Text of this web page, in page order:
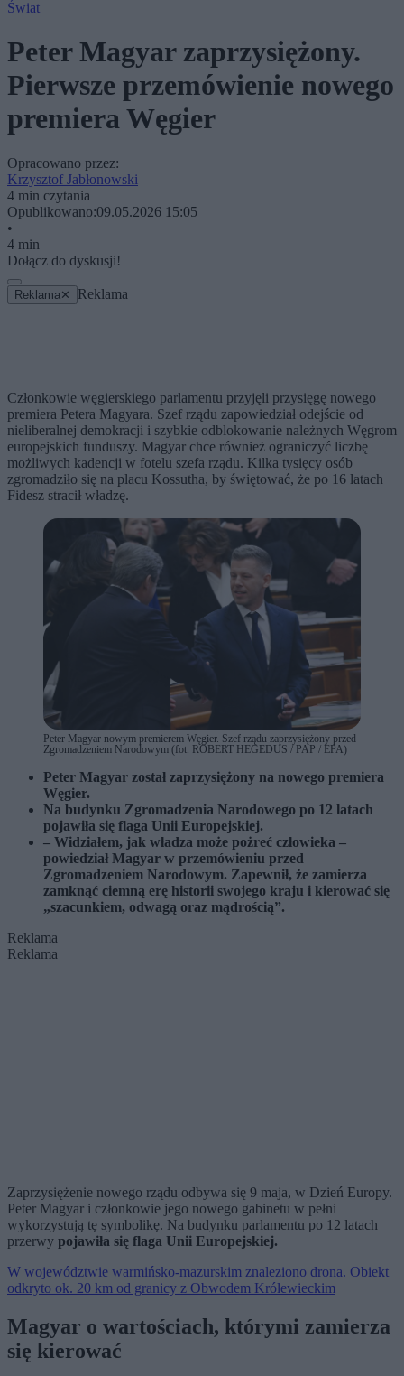
Świat
Peter Magyar zaprzysiężony.
Pierwsze przemówienie nowego
premiera Węgier
Opracowano przez:
Krzysztof Jabłonowski
4 min czytania
Opublikowano:09.05.2026 15:05
•
4 min
Dołącz do dyskusji!
Reklama ✕ Reklama
Członkowie węgierskiego parlamentu przyjęli przysięgę nowego
premiera Petera Magyara. Szef rządu zapowiedział odejście od
nieliberalnej demokracji i szybkie odblokowanie należnych Węgrom
europejskich funduszy. Magyar chce również ograniczyć liczbę
możliwych kadencji w fotelu szefa rządu. Kilka tysięcy osób
zgromadziło się na placu Kossutha, by świętować, że po 16 latach
Fidesz stracił władzę.
Peter Magyar nowym premierem Węgier. Szef rządu zaprzysiężony przed
Zgromadzeniem Narodowym (fot. ROBERT HEGEDUS / PAP / EPA)
Peter Magyar został zaprzysiężony na nowego premiera
Węgier.
Na budynku Zgromadzenia Narodowego po 12 latach
pojawiła się flaga Unii Europejskiej.
– Widziałem, jak władza może pożreć człowieka –
powiedział Magyar w przemówieniu przed
Zgromadzeniem Narodowym. Zapewnił, że zamierza
zamknąć ciemną erę historii swojego kraju i kierować się
„szacunkiem, odwagą oraz mądrością”.
Reklama
Reklama
Zaprzysiężenie nowego rządu odbywa się 9 maja, w Dzień Europy.
Peter Magyar i członkowie jego nowego gabinetu w pełni
wykorzystują tę symbolikę. Na budynku parlamentu po 12 latach
przerwy pojawiła się flaga Unii Europejskiej.
W województwie warmińsko-mazurskim znaleziono drona. Obiekt
odkryto ok. 20 km od granicy z Obwodem Królewieckim
Magyar o wartościach, którymi zamierza
się kierować